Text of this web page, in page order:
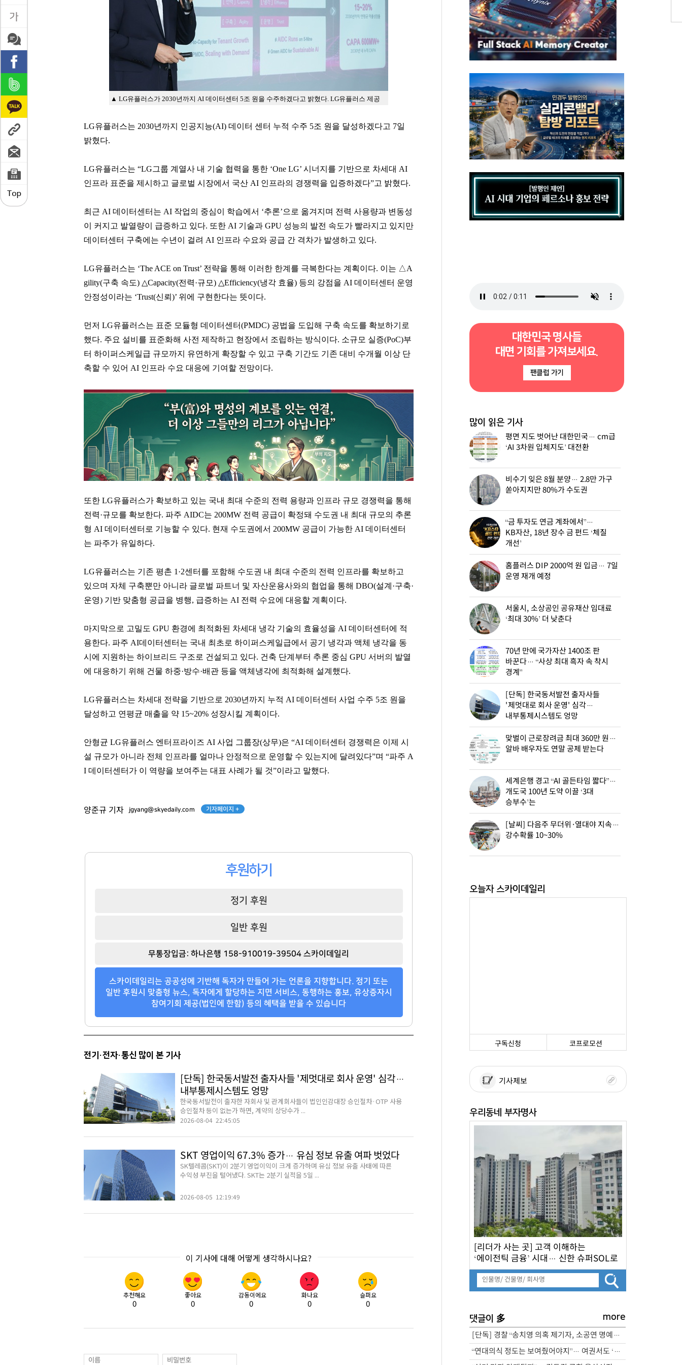
▲ LG유플러스가 2030년까지 AI 데이터센터 5조 원을 수주하겠다고 밝혔다. LG유플러스 제공
LG유플러스는 2030년까지 인공지능(AI) 데이터 센터 누적 수주 5조 원을 달성하겠다고 7일
밝혔다.
LG유플러스는 “LG그룹 계열사 내 기술 협력을 통한 ‘One LG’ 시너지를 기반으로 차세대 AI
인프라 표준을 제시하고 글로벌 시장에서 국산 AI 인프라의 경쟁력을 입증하겠다”고 밝혔다.
최근 AI 데이터센터는 AI 작업의 중심이 학습에서 ‘추론’으로 옮겨지며 전력 사용량과 변동성
이 커지고 발열량이 급증하고 있다. 또한 AI 기술과 GPU 성능의 발전 속도가 빨라지고 있지만
데이터센터 구축에는 수년이 걸려 AI 인프라 수요와 공급 간 격차가 발생하고 있다.
LG유플러스는 ‘The ACE on Trust’ 전략을 통해 이러한 한계를 극복한다는 계획이다. 이는 △A
gility(구축 속도) △Capacity(전력·규모) △Efficiency(냉각 효율) 등의 강점을 AI 데이터센터 운영
안정성이라는 ‘Trust(신뢰)’ 위에 구현한다는 뜻이다.
먼저 LG유플러스는 표준 모듈형 데이터센터(PMDC) 공법을 도입해 구축 속도를 확보하기로
했다. 주요 설비를 표준화해 사전 제작하고 현장에서 조립하는 방식이다. 소규모 실증(PoC)부
터 하이퍼스케일급 규모까지 유연하게 확장할 수 있고 구축 기간도 기존 대비 수개월 이상 단
축할 수 있어 AI 인프라 수요 대응에 기여할 전망이다.
이준용
[관련 기사]
DL
팬클럽 참여
김범수
[관련 기사]
카카오
팬클럽 참여
정동원
[관련 기사]
쇼플레이엔터테인먼트
팬클럽 참여
이해욱
[관련 기사]
DL
팬클럽 참여
곽달원
[관련 기사]
팬클럽 참여
또한 LG유플러스가 확보하고 있는 국내 최대 수준의 전력 용량과 인프라 규모 경쟁력을 통해
전력·규모를 확보한다. 파주 AIDC는 200MW 전력 공급이 확정돼 수도권 내 최대 규모의 추론
형 AI 데이터센터로 기능할 수 있다. 현재 수도권에서 200MW 공급이 가능한 AI 데이터센터
는 파주가 유일하다.
LG유플러스는 기존 평촌 1·2센터를 포함해 수도권 내 최대 수준의 전력 인프라를 확보하고
있으며 자체 구축뿐만 아니라 글로벌 파트너 및 자산운용사와의 협업을 통해 DBO(설계·구축·
운영) 기반 맞춤형 공급을 병행, 급증하는 AI 전력 수요에 대응할 계획이다.
마지막으로 고밀도 GPU 환경에 최적화된 차세대 냉각 기술의 효율성을 AI 데이터센터에 적
용한다. 파주 AI데이터센터는 국내 최초로 하이퍼스케일급에서 공기 냉각과 액체 냉각을 동
시에 지원하는 하이브리드 구조로 건설되고 있다. 건축 단계부터 추론 중심 GPU 서버의 발열
에 대응하기 위해 건물 하중·방수·배관 등을 액체냉각에 최적화해 설계했다.
LG유플러스는 차세대 전략을 기반으로 2030년까지 누적 AI 데이터센터 사업 수주 5조 원을
달성하고 연평균 매출을 약 15~20% 성장시킬 계획이다.
안형균 LG유플러스 엔터프라이즈 AI 사업 그룹장(상무)은 “AI 데이터센터 경쟁력은 이제 시
설 규모가 아니라 전체 인프라를 얼마나 안정적으로 운영할 수 있는지에 달려있다”며 “파주 A
I 데이터센터가 이 역량을 보여주는 대표 사례가 될 것”이라고 말했다.
양준규 기자 jgyang@skyedaily.com 기자페이지 +
후원하기
정기 후원
일반 후원
무통장입금: 하나은행 158-910019-39504 스카이데일리
스카이데일리는 공공성에 기반해 독자가 만들어 가는 언론을 지향합니다. 정기 또는
일반 후원시 맞춤형 뉴스, 독자에게 할당하는 지면 서비스, 동행하는 홍보, 유상증자시
참여기회 제공(법인에 한함) 등의 혜택을 받을 수 있습니다
전기·전자·통신 많이 본 기사
[단독] 한국동서발전 출자사들 '제멋대로 회사 운영' 심각…
내부통제시스템도 엉망
한국동서발전이 출자한 자회사 및 관계회사들이 법인인감대장 승인절차·OTP 사용
승인절차 등이 없는가 하면, 계약의 상당수가 ...
2026-08-04 22:45:05
SKT 영업이익 67.3% 증가… 유심 정보 유출 여파 벗었다
SK텔레콤(SKT)이 2분기 영업이익이 크게 증가하며 유심 정보 유출 사태에 따른
수익성 부진을 털어냈다. SKT는 2분기 실적을 5일 ...
2026-08-05 12:19:49
이 기사에 대해 어떻게 생각하시나요?
추천해요
0
좋아요
0
감동이에요
0
화나요
0
슬퍼요
0
대한민국 명사들
대면 기회를 가져보세요.
팬클럽 가기
많이 읽은 기사
평면 지도 벗어난 대한민국… cm급
‘AI 3차원 입체지도’ 대전환
비수기 잊은 8월 분양… 2.8만 가구
쏟아지지만 80%가 수도권
“금 투자도 연금 계좌에서”…
KB자산, 18년 장수 금 펀드 ‘체질
개선’
홈플러스 DIP 2000억 원 입금… 7일
운영 재개 예정
서울시, 소상공인 공유재산 임대료
‘최대 30%’ 더 낮춘다
70년 만에 국가자산 1400조 판
바꾼다… “사상 최대 흑자 속 착시
경계”
[단독] 한국동서발전 출자사들
'제멋대로 회사 운영' 심각…
내부통제시스템도 엉망
맞벌이 근로장려금 최대 360만 원…
알바 배우자도 연말 공제 받는다
세계은행 경고 “AI 골든타임 짧다”…
개도국 100년 도약 이끌 ‘3대
승부수’는
[날씨] 다음주 무더위·열대야 지속…
강수확률 10~30%
오늘자 스카이데일리
구독신청 코프로모션
기사제보
우리동네 부자명사
[리더가 사는 곳] 고객 이해하는
‘에이전틱 금융’ 시대… 신한 슈퍼SOL로
승부수
댓글이 多 more
[단독] 경찰 “송치영 의혹 제기자, 소공연 명예훼손 아니다”
“연대의식 정도는 보여줬어야지”… 여권서도 ‘삼전노조 파업 예고’ 비판